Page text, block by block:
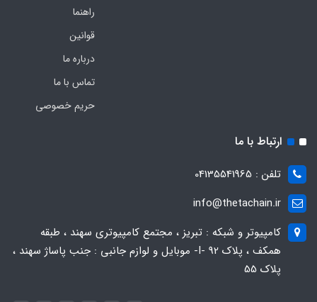
راهنما
قوانین
درباره ما
تماس با ما
حریم خصوصی
ارتباط با ما
تلفن : 04135541965
info@thetachain.ir
کامپیوتر و شبکه : تبریز ، مجتمع کامپیوتری سهند ، طبقه
همکف ، پلاک 92 -I- موبایل و لوازم جانبی : جنب پاساژ سهند ،
پلاک 55